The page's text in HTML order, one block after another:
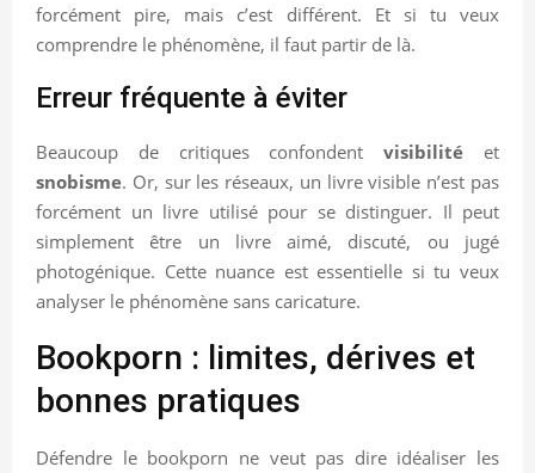
forcément pire, mais c’est différent. Et si tu veux
comprendre le phénomène, il faut partir de là.
Erreur fréquente à éviter
Beaucoup de critiques confondentvisibilité et
snobisme. Or, sur les réseaux, un livre visible n’est pas
forcément un livre utilisé pour se distinguer. Il peut
simplement être un livre aimé, discuté, ou jugé
photogénique. Cette nuance est essentielle si tu veux
analyser le phénomène sans caricature.
Bookporn : limites, dérives et
bonnes pratiques
Défendre le bookporn ne veut pas dire idéaliser les